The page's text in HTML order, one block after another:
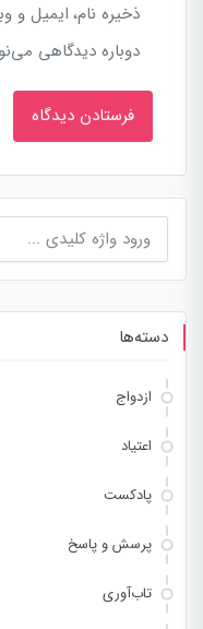
ذخیره نام، ایمیل و
دوباره دیدگاهی
جستجو
برای:
دسته‌ها
ازدواج
اعتیاد
پادکست
پرسش و پاسخ
تاب‌آوری